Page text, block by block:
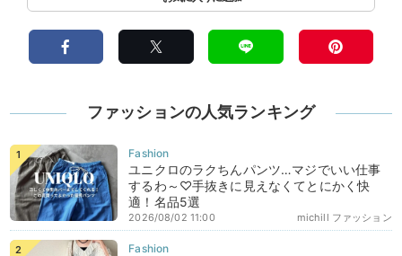
ファッションの人気ランキング
ユニクロのラクちんパンツ…マジでいい仕事
するわ～♡手抜きに見えなくてとにかく快
適！名品5選
michill ファッション
2026/08/02 11:00